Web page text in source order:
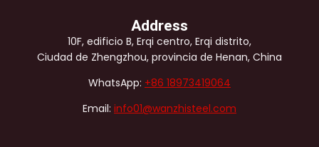
Address
10F, edificio B, Erqi centro, Erqi distrito,
Ciudad de Zhengzhou, provincia de Henan, China
WhatsApp: +86 18973419064
Email: info01@wanzhisteel.com